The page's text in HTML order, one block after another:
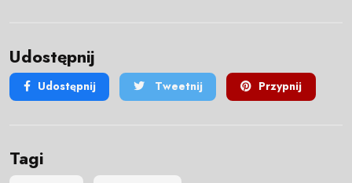
Udostępnij
Udostępnij Tweetnij Przypnij
Tagi